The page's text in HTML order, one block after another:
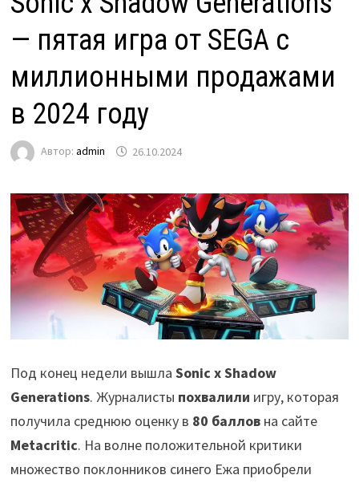
— пятая игра от SEGA с
миллионными продажами
в 2024 году
Автор: admin 26.10.2024
Под конец недели вышла Sonic x Shadow
Generations. Журналисты похвалили игру, которая
получила среднюю оценку в 80 баллов на сайте
Metacritic. На волне положительной критики
множество поклонников синего Ежа приобрели